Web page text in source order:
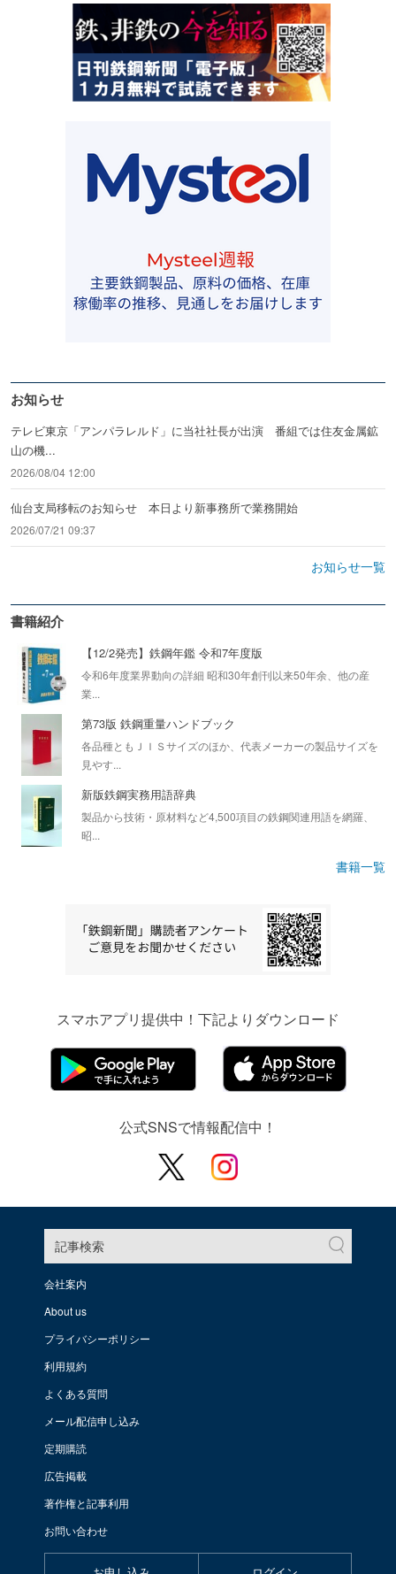
お知らせ
テレビ東京「アンパラレルド」に当社社長が出演 番組では住友金属鉱
山の機...
2026/08/04 12:00
仙台支局移転のお知らせ 本日より新事務所で業務開始
2026/07/21 09:37
お知らせ一覧
書籍紹介
【12/2発売】鉄鋼年鑑 令和7年度版
令和6年度業界動向の詳細 昭和30年創刊以来50年余、他の産
業...
第73版 鉄鋼重量ハンドブック
各品種ともＪＩＳサイズのほか、代表メーカーの製品サイズを
見やす...
新版鉄鋼実務用語辞典
製品から技術・原材料など4,500項目の鉄鋼関連用語を網羅、
昭...
書籍一覧
スマホアプリ提供中！下記よりダウンロード
公式SNSで情報配信中！
記事検索
会社案内
About us
プライバシーポリシー
利用規約
よくある質問
メール配信申し込み
定期購読
広告掲載
著作権と記事利用
お問い合わせ